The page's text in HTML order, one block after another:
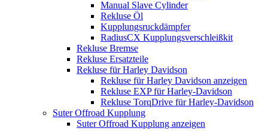
Manual Slave Cylinder
Rekluse Öl
Kupplungsruckdämpfer
RadiusCX Kupplungsverschleißkit
Rekluse Bremse
Rekluse Ersatzteile
Rekluse für Harley Davidson
Rekluse für Harley Davidson anzeigen
Rekluse EXP für Harley-Davidson
Rekluse TorqDrive für Harley-Davidson
Suter Offroad Kupplung
Suter Offroad Kupplung anzeigen